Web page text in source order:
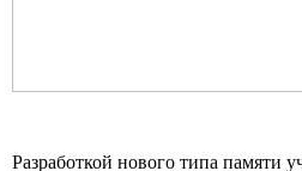
Разработкой нового типа памяти